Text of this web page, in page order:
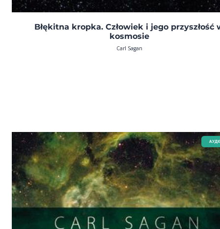
Błękitna kropka. Człowiek i jego przyszłość
kosmosie
Carl Sagan